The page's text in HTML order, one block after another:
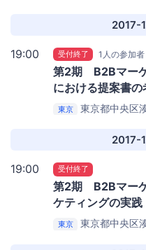
2017-
19:00 受付終了 1人の参加者
第2期 B2Bマー
における提案
東京 東京都中央
2017-
19:00 受付終了
第2期 B2Bマー
ケティングの
東京 東京都中央